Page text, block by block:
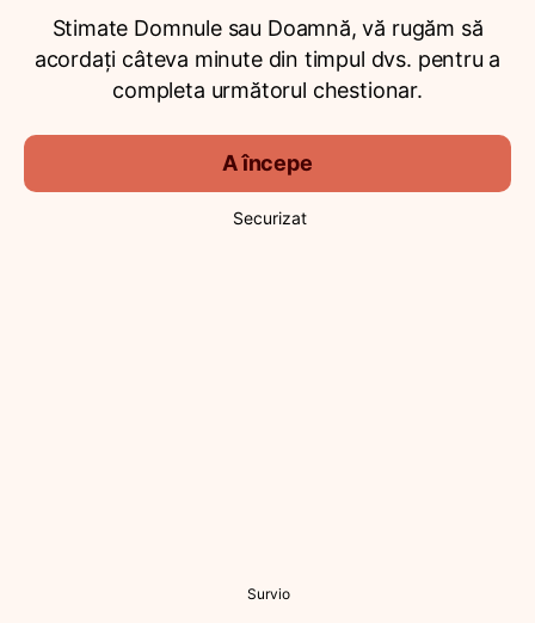
Stimate Domnule sau Doamnă, vă rugăm să
acordați câteva minute din timpul dvs. pentru a
completa următorul chestionar.
A începe
Securizat
Survio